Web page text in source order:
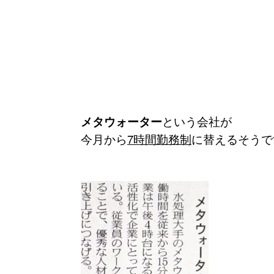
メタウォーターという会社が
今月から7時間勤務制に替えるそう